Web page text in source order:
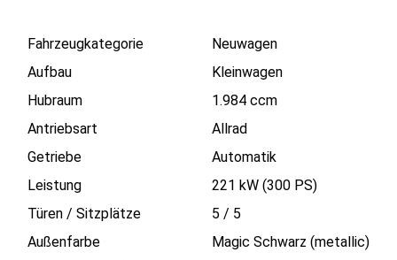
Fahrzeugkategorie
Neuwagen
Aufbau
Kleinwagen
Hubraum
1.984 ccm
Antriebsart
Allrad
Getriebe
Automatik
Leistung
221 kW (300 PS)
Türen / Sitzplätze
5 / 5
Außenfarbe
Magic Schwarz (metallic)